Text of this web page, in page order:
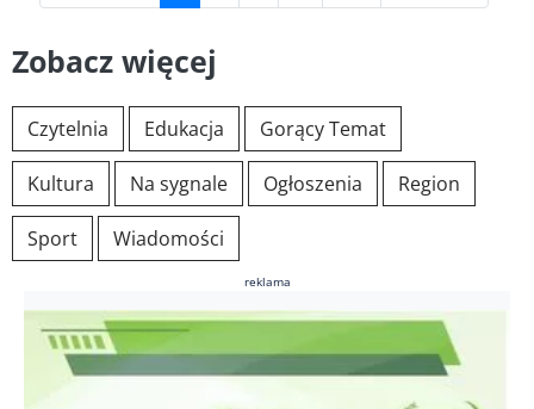
Zobacz więcej
Czytelnia Edukacja Gorący Temat
Kultura Na sygnale Ogłoszenia Region
Sport Wiadomości
reklama